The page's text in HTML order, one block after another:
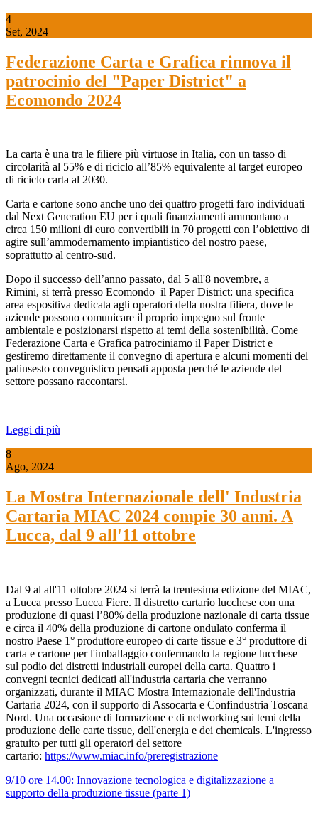
4
Set, 2024
Federazione Carta e Grafica rinnova il
patrocinio del "Paper District" a
Ecomondo 2024
La carta è una tra le filiere più virtuose in Italia, con un tasso di
circolarità al 55% e di riciclo all’85% equivalente al target europeo
di riciclo carta al 2030.
Carta e cartone sono anche uno dei quattro progetti faro individuati
dal Next Generation EU per i quali finanziamenti ammontano a
circa 150 milioni di euro convertibili in 70 progetti con l’obiettivo di
agire sull’ammodernamento impiantistico del nostro paese,
soprattutto al centro-sud.
Dopo il successo dell’anno passato, dal 5 all'8 novembre, a
Rimini, si terrà presso Ecomondo il Paper District: una specifica
area espositiva dedicata agli operatori della nostra filiera, dove le
aziende possono comunicare il proprio impegno sul fronte
ambientale e posizionarsi rispetto ai temi della sostenibilità. Come
Federazione Carta e Grafica patrociniamo il Paper District e
gestiremo direttamente il convegno di apertura e alcuni momenti del
palinsesto convegnistico pensati apposta perché le aziende del
settore possano raccontarsi.
Leggi di più
8
Ago, 2024
La Mostra Internazionale dell' Industria
Cartaria MIAC 2024 compie 30 anni. A
Lucca, dal 9 all'11 ottobre
Dal 9 al all'11 ottobre 2024 si terrà la trentesima edizione del MIAC,
a Lucca presso Lucca Fiere. Il distretto cartario lucchese con una
produzione di quasi l’80% della produzione nazionale di carta tissue
e circa il 40% della produzione di cartone ondulato conferma il
nostro Paese 1° produttore europeo di carte tissue e 3° produttore di
carta e cartone per l'imballaggio confermando la regione lucchese
sul podio dei distretti industriali europei della carta. Quattro i
convegni tecnici dedicati all'industria cartaria che verranno
organizzati, durante il MIAC Mostra Internazionale dell'Industria
Cartaria 2024, con il supporto di Assocarta e Confindustria Toscana
Nord. Una occasione di formazione e di networking sui temi della
produzione delle carte tissue, dell'energia e dei chemicals. L'ingresso
gratuito per tutti gli operatori del settore
cartario: https://www.miac.info/preregistrazione
9/10 ore 14.00: Innovazione tecnologica e digitalizzazione a
supporto della produzione tissue (parte 1)